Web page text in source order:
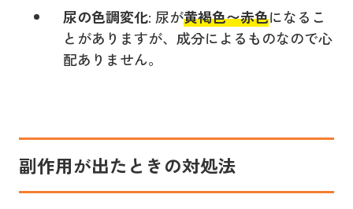
尿の色調変化: 尿が黄褐色〜赤色になるこ
とがありますが、成分によるものなので心
配ありません。
副作用が出たときの対処法